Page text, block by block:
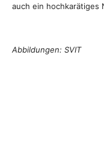
auch ein hochkarätiges
Abbildungen: SVIT